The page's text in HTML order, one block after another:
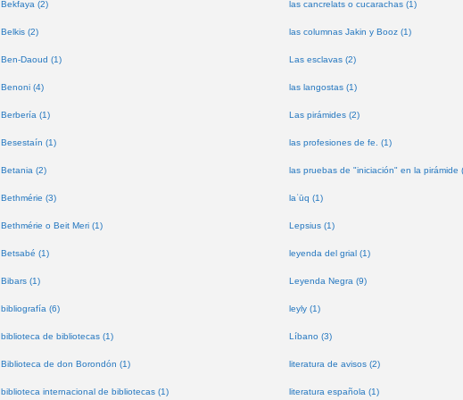
Bekfaya (2)
Belkis (2)
Ben-Daoud (1)
Benoni (4)
Berbería (1)
Besestaín (1)
Betania (2)
Bethmérie (3)
Bethmérie o Beit Meri (1)
Betsabé (1)
Bibars (1)
bibliografía (6)
biblioteca de bibliotecas (1)
Biblioteca de don Borondón (1)
biblioteca internacional de bibliotecas (1)
las cancrelats o cucarachas (1)
las columnas Jakin y Booz (1)
Las esclavas (2)
las langostas (1)
Las pirámides (2)
las profesiones de fe. (1)
las pruebas de "iniciación" en la pirámide
laʿūq (1)
Lepsius (1)
leyenda del grial (1)
Leyenda Negra (9)
leyly (1)
Líbano (3)
literatura de avisos (2)
literatura española (1)